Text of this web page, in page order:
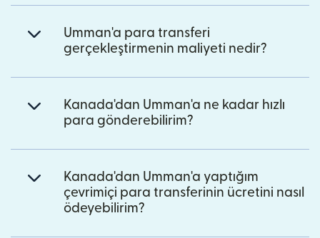
Umman'a para transferi
gerçekleştirmenin maliyeti nedir?
Kanada'dan Umman'a ne kadar hızlı
para gönderebilirim?
Kanada'dan Umman'a yaptığım
çevrimiçi para transferinin ücretini nasıl
ödeyebilirim?